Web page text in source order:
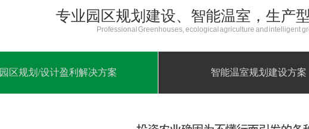
专业园区规划建设、智能温室，生产
Professional Greenhouses, ecological agriculture and intelligent
园区规划/设计盈利解决方案 智能温室规划建设方案